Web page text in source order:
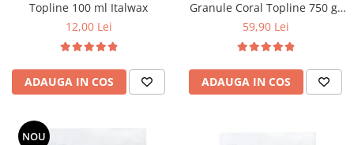
Topline 100 ml Italwax
12,00 Lei
ADAUGA IN COS
Granule Coral Topline 750 gr
Italwax
59,90 Lei
ADAUGA IN COS
NOU